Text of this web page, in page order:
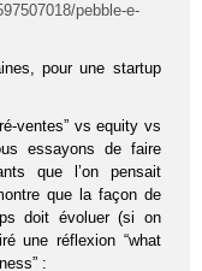
pebble-e-
pour une startup
ventes” vs equity vs
essayons de faire
que l’on pensait
que la façon de
doit évoluer (si on
une réflexion “what
: